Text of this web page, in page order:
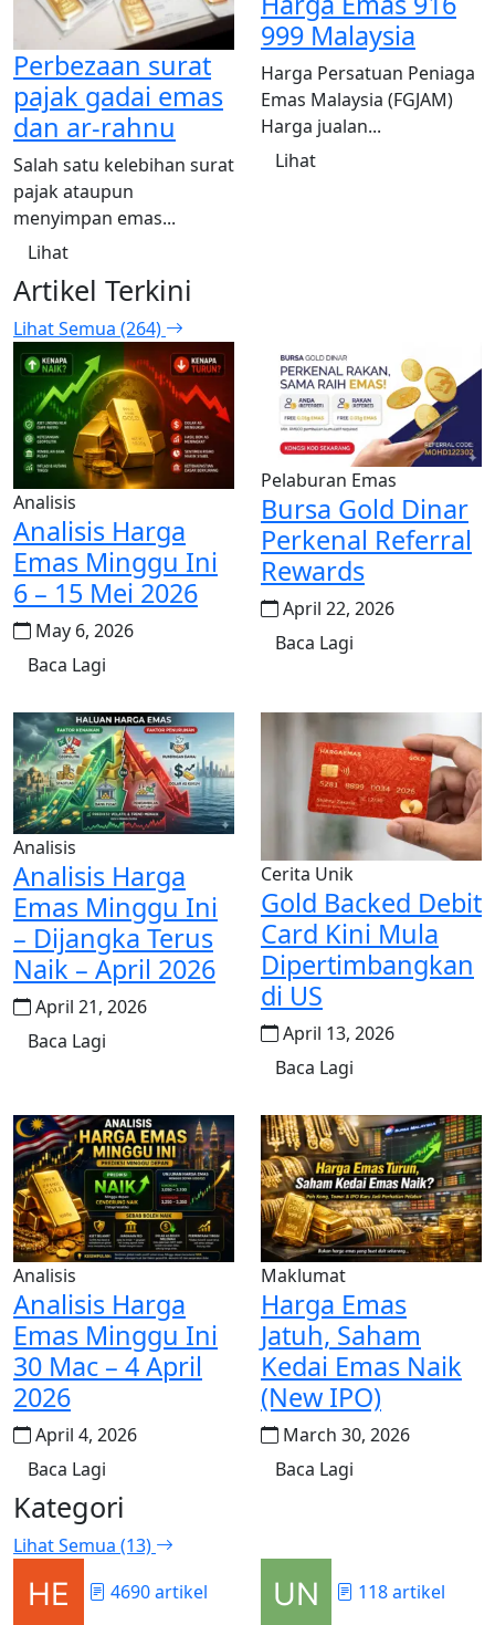
Perbezaan surat
pajak gadai emas
dan ar-rahnu
Salah satu kelebihan surat
pajak ataupun
menyimpan emas...
Lihat
999 Malaysia
Harga Persatuan Peniaga
Emas Malaysia (FGJAM)
Harga jualan...
Lihat
Artikel Terkini
Lihat Semua (264)
Analisis
Analisis Harga
Emas Minggu Ini
6 – 15 Mei 2026
May 6, 2026
Baca Lagi
Pelaburan Emas
Bursa Gold Dinar
Perkenal Referral
Rewards
April 22, 2026
Baca Lagi
Analisis
Analisis Harga
Emas Minggu Ini
– Dijangka Terus
Naik – April 2026
April 21, 2026
Baca Lagi
Cerita Unik
Gold Backed Debit
Card Kini Mula
Dipertimbangkan
di US
April 13, 2026
Baca Lagi
Analisis
Analisis Harga
Emas Minggu Ini
30 Mac – 4 April
2026
April 4, 2026
Baca Lagi
Maklumat
Harga Emas
Jatuh, Saham
Kedai Emas Naik
(New IPO)
March 30, 2026
Baca Lagi
Kategori
Lihat Semua (13)
4690 artikel
118 artikel